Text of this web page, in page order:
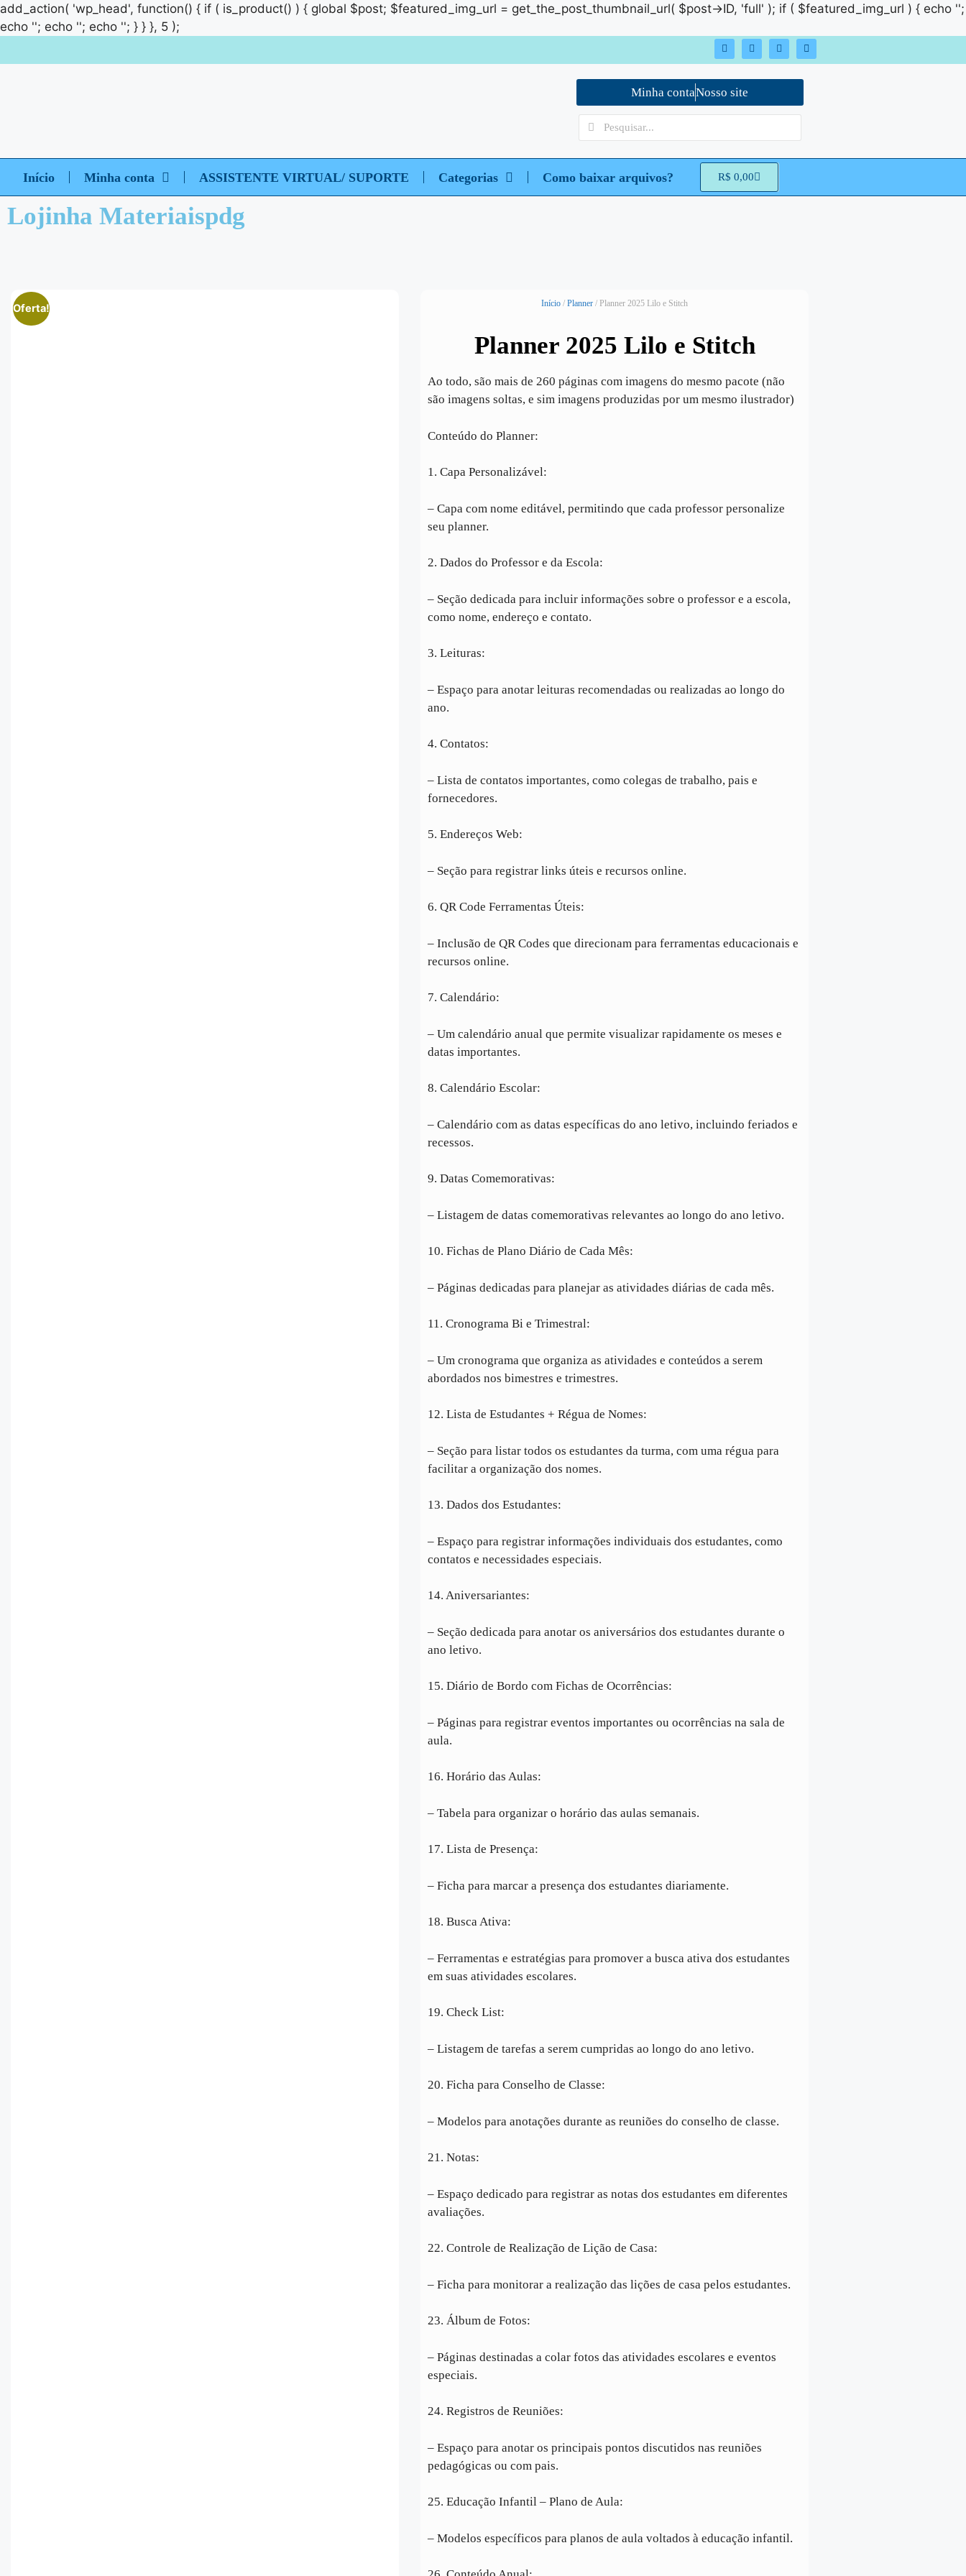
add_action( 'wp_head', function() { if ( is_product() ) { global $post; $featured_img_url = get_the_post_thumbnail_url( $post->ID, 'full' ); if ( $featured_img_url ) { echo '';
echo ''; echo ''; echo ''; } } }, 5 );
Minha contaNosso site
Início Minha conta ASSISTENTE VIRTUAL/ SUPORTE Categorias Como baixar arquivos? R$ 0,00
Lojinha Materiaispdg
Oferta! Início / Planner / Planner 2025 Lilo e Stitch
Planner 2025 Lilo e Stitch
Ao todo, são mais de 260 páginas com imagens do mesmo pacote (não
são imagens soltas, e sim imagens produzidas por um mesmo ilustrador)
Conteúdo do Planner:
1. Capa Personalizável:
– Capa com nome editável, permitindo que cada professor personalize
seu planner.
2. Dados do Professor e da Escola:
– Seção dedicada para incluir informações sobre o professor e a escola,
como nome, endereço e contato.
3. Leituras:
– Espaço para anotar leituras recomendadas ou realizadas ao longo do
ano.
4. Contatos:
– Lista de contatos importantes, como colegas de trabalho, pais e
fornecedores.
5. Endereços Web:
– Seção para registrar links úteis e recursos online.
6. QR Code Ferramentas Úteis:
– Inclusão de QR Codes que direcionam para ferramentas educacionais e
recursos online.
7. Calendário:
– Um calendário anual que permite visualizar rapidamente os meses e
datas importantes.
8. Calendário Escolar:
– Calendário com as datas específicas do ano letivo, incluindo feriados e
recessos.
9. Datas Comemorativas:
– Listagem de datas comemorativas relevantes ao longo do ano letivo.
10. Fichas de Plano Diário de Cada Mês:
– Páginas dedicadas para planejar as atividades diárias de cada mês.
11. Cronograma Bi e Trimestral:
– Um cronograma que organiza as atividades e conteúdos a serem
abordados nos bimestres e trimestres.
12. Lista de Estudantes + Régua de Nomes:
– Seção para listar todos os estudantes da turma, com uma régua para
facilitar a organização dos nomes.
13. Dados dos Estudantes:
– Espaço para registrar informações individuais dos estudantes, como
contatos e necessidades especiais.
14. Aniversariantes:
– Seção dedicada para anotar os aniversários dos estudantes durante o
ano letivo.
15. Diário de Bordo com Fichas de Ocorrências:
– Páginas para registrar eventos importantes ou ocorrências na sala de
aula.
16. Horário das Aulas:
– Tabela para organizar o horário das aulas semanais.
17. Lista de Presença:
– Ficha para marcar a presença dos estudantes diariamente.
18. Busca Ativa:
– Ferramentas e estratégias para promover a busca ativa dos estudantes
em suas atividades escolares.
19. Check List:
– Listagem de tarefas a serem cumpridas ao longo do ano letivo.
20. Ficha para Conselho de Classe:
– Modelos para anotações durante as reuniões do conselho de classe.
21. Notas:
– Espaço dedicado para registrar as notas dos estudantes em diferentes
avaliações.
22. Controle de Realização de Lição de Casa:
– Ficha para monitorar a realização das lições de casa pelos estudantes.
23. Álbum de Fotos:
– Páginas destinadas a colar fotos das atividades escolares e eventos
especiais.
24. Registros de Reuniões:
– Espaço para anotar os principais pontos discutidos nas reuniões
pedagógicas ou com pais.
25. Educação Infantil – Plano de Aula:
– Modelos específicos para planos de aula voltados à educação infantil.